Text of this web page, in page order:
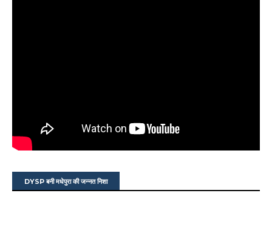
DYSP बनी मधेपुरा की जन्नत निशा